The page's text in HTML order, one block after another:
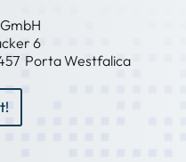
6
Porta Westfalica